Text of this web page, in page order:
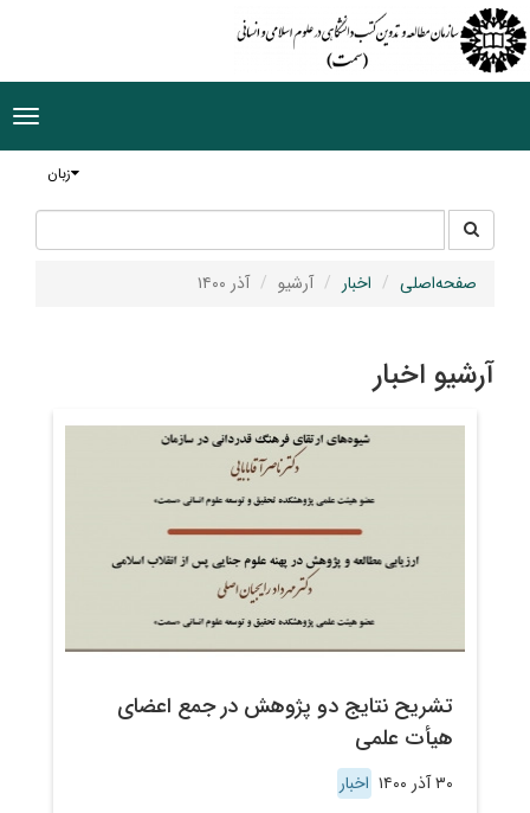
زبان
جستجو
در
سایت
صفحه‌اصلی اخبار آرشیو آذر ۱۴۰۰
آرشیو اخبار
تشریح نتایج دو پژوهش در جمع اعضای
هیأت علمی
۳۰ آذر ۱۴۰۰ اخبار